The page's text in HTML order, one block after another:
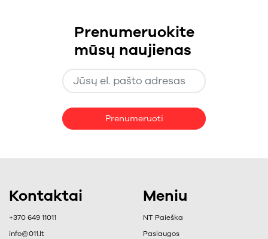
Kontaktai
+370 649 11011
info@011.lt
Meniu
NT Paieška
Paslaugos
Prenumeruokite
mūsų naujienas
Prenumeruoti